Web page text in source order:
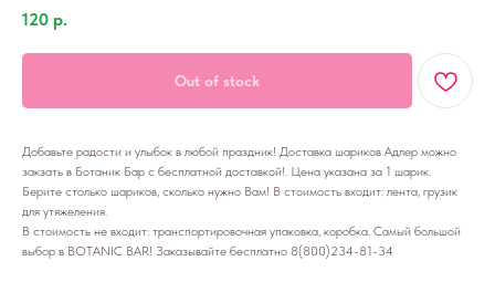
120 р.
Out of stock
Добавьте радости и улыбок в любой праздник! Доставка шариков Адлер можно
закзать в Ботаник Бар с бесплатной доставкой!. Цена указана за 1 шарик.
Берите столько шариков, сколько нужно Вам! В стоимость входит: лента, грузик
для утяжеления.
В стоимость не входит: транспортировочная упаковка, коробка. Самый большой
выбор в BOTANIC BAR! Заказывайте бесплатно 8(800)234-81-34